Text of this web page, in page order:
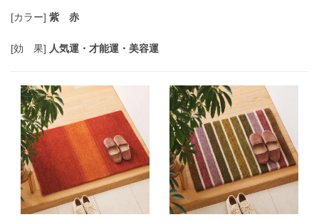
[カラー] 紫 赤
[効 果] 人気運・才能運・美容運